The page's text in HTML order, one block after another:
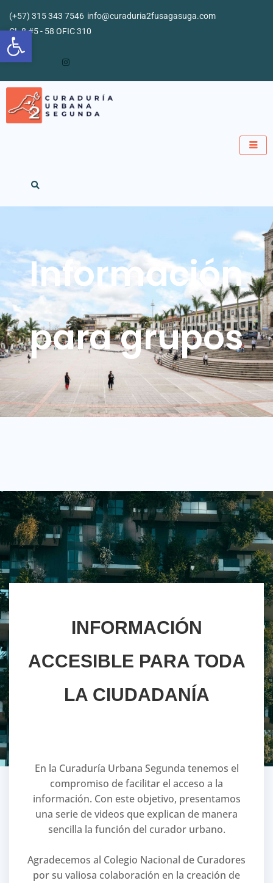
Abrir barra de herramientas
contenido
(+57) 315 343 7546 info@curaduria2fusagasuga.com
CL 8 #5 - 58 OFIC 310
Información
para grupos
INFORMACIÓN
ACCESIBLE PARA TODA
LA CIUDADANÍA
En la Curaduría Urbana Segunda tenemos el
compromiso de facilitar el acceso a la
información. Con este objetivo, presentamos
una serie de videos que explican de manera
sencilla la función del curador urbano.
Agradecemos al Colegio Nacional de Curadores
por su valiosa colaboración en la creación de